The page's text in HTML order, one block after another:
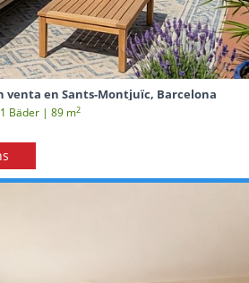
venta en Sants-Montjuïc, Barcelona
Вäder | 89 m2